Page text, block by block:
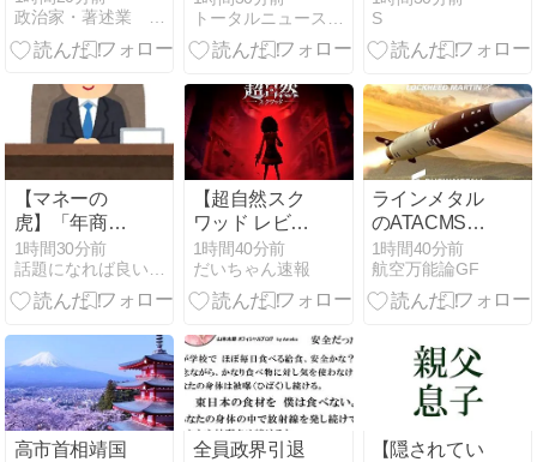
政治家・著述業 小坪しんやのブログ
ブス、選挙直
前に贈収賄疑
に 前回トラン
プ大統領の腹
心、カリ・レ
イク氏に不正
で勝利した疑
い
緑色の房が!!?
ぶどう農家
ぁぁー
っ？？！ 」
S
【マネーの
虎】「年商10
億」と聞いて
「年収10億」
と大興奮する
アル
1時間30分前
【超自然スク
ワッド レビュ
ー】面白い？
初心者むけキ
ャラも紹介
1時間40分前
だいちゃん速報
ラインメタル
のATACMS生
産、米軍備蓄
の補充に役立
つまで2年以
1時間40分前
航空万能論GF
高市首相靖国
全員政界引退
【隠されてい